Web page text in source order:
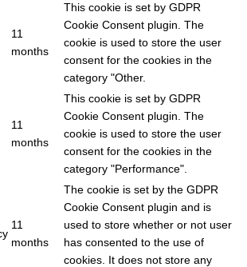
11
months
This cookie is set by GDPR
Cookie Consent plugin. The
cookie is used to store the user
consent for the cookies in the
category "Other.
11
months
This cookie is set by GDPR
Cookie Consent plugin. The
cookie is used to store the user
consent for the cookies in the
category "Performance".
11
months
The cookie is set by the GDPR
Cookie Consent plugin and is
used to store whether or not user
has consented to the use of
cookies. It does not store any